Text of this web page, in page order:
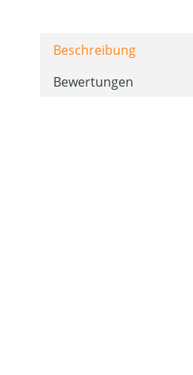
Beschreibung
Bewertungen